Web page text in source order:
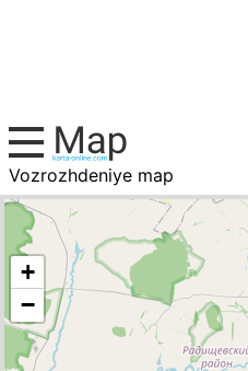
Vozrozhdeniye map
Russian Federation, cities list
+
−